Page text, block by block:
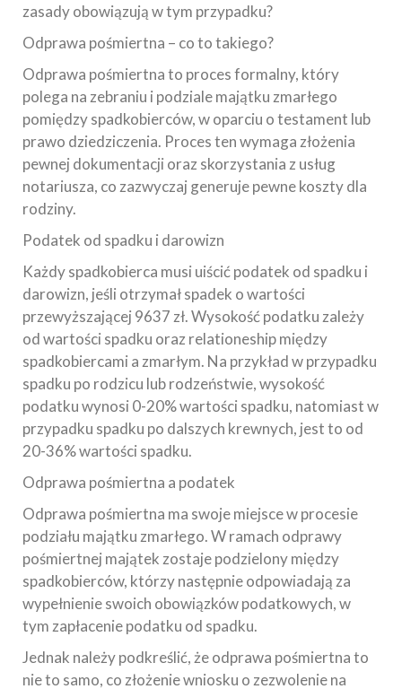
zasady obowiązują w tym przypadku?
Odprawa pośmiertna – co to takiego?
Odprawa pośmiertna to proces formalny, który
polega na zebraniu i podziale majątku zmarłego
pomiędzy spadkobierców, w oparciu o testament lub
prawo dziedziczenia. Proces ten wymaga złożenia
pewnej dokumentacji oraz skorzystania z usług
notariusza, co zazwyczaj generuje pewne koszty dla
rodziny.
Podatek od spadku i darowizn
Każdy spadkobierca musi uiścić podatek od spadku i
darowizn, jeśli otrzymał spadek o wartości
przewyższającej 9637 zł. Wysokość podatku zależy
od wartości spadku oraz relationeship między
spadkobiercami a zmarłym. Na przykład w przypadku
spadku po rodzicu lub rodzeństwie, wysokość
podatku wynosi 0-20% wartości spadku, natomiast w
przypadku spadku po dalszych krewnych, jest to od
20-36% wartości spadku.
Odprawa pośmiertna a podatek
Odprawa pośmiertna ma swoje miejsce w procesie
podziału majątku zmarłego. W ramach odprawy
pośmiertnej majątek zostaje podzielony między
spadkobierców, którzy następnie odpowiadają za
wypełnienie swoich obowiązków podatkowych, w
tym zapłacenie podatku od spadku.
Jednak należy podkreślić, że odprawa pośmiertna to
nie to samo, co złożenie wniosku o zezwolenie na